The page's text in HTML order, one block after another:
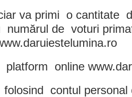
va primi o cantitate
numărul de voturi
online
contul